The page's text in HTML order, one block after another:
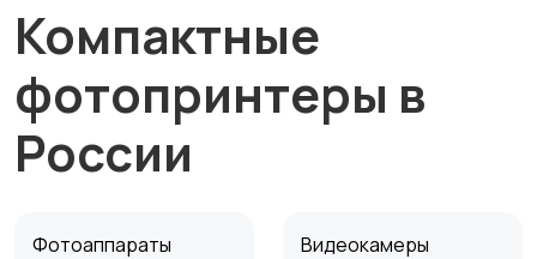
Компактные
фотопринтеры в
России
Фотоаппараты Видеокамеры